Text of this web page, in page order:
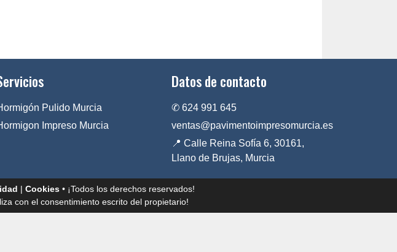
Pulido Murcia
Impreso Murcia
Datos de contacto
✆ 624 991 645
ventas@pavimentoimpresomurcia.es
📍 Calle Reina Sofía 6, 30161,
Llano de Brujas, Murcia
| Cookies • ¡Todos los derechos reservados!
con el consentimiento escrito del propietario!